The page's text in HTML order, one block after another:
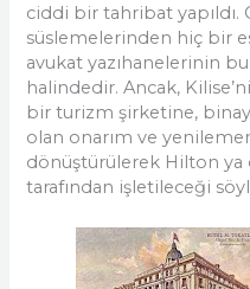
ciddi bir tahribat yapıldı.
süslemelerinden hiç bir
avukat yazıhanelerinin
halindedir. Ancak,
bir turizm şirketine,
olan onarım ve
dönüştürülerek Hilton ya
tarafından işletileceği